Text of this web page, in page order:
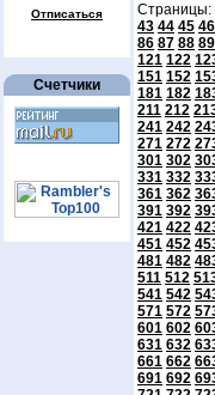
Отписаться
Счетчики
Страницы:
43 44 45 46
86 87 88 89
121 122
151 152
181 182
211 212
241 242
271 272
301 302
331 332
361 362
391 392
421 422
451 452
481 482
511 512
541 542
571 572
601 602
631 632
661 662
691 692